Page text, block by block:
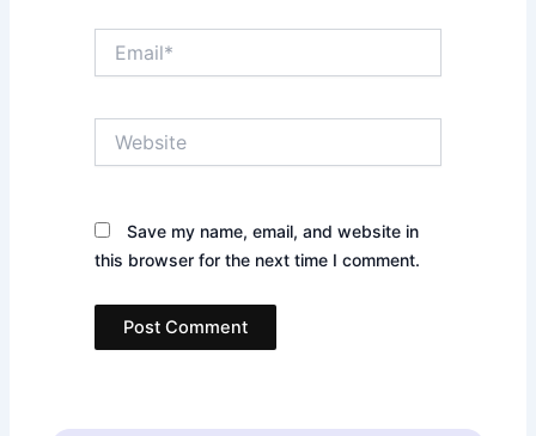
Save my name, email, and website in
this browser for the next time I comment.